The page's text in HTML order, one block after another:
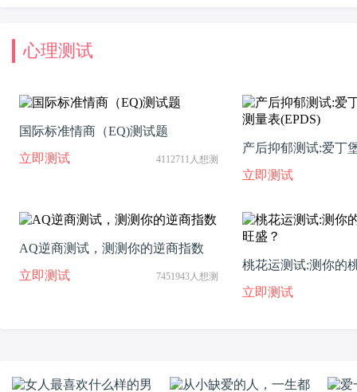
心理测试
国际标准情商（EQ)测试题
立即测试
4112711人想测
产后抑郁测试:爱丁
量表(EPDS)
立即测试
AQ逆商测试，测测你的逆商指数
立即测试
7451943人想测
桃花运测试:测你的
盛？
立即测试